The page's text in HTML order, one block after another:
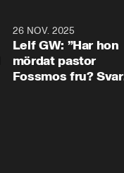
26 NOV. 2025
Leif GW: ”Har hon
mördat pastor
Fossmos fru? Svar